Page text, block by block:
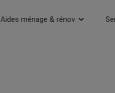
Aides ménage & rénov